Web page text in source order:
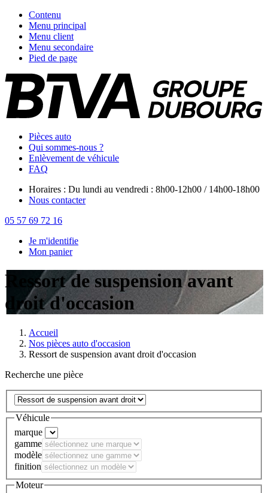
Contenu
Menu principal
Menu client
Menu secondaire
Pied de page
Pièces auto
Qui sommes-nous ?
Enlèvement de véhicule
FAQ
Horaires : Du lundi au vendredi : 8h00-12h00 / 14h00-18h00
Nous contacter
05 57 69 72 16
Je m'identifie
Mon panier
Ressort de suspension avant
droit d'occasion
Accueil
Nos pièces auto d'occasion
Ressort de suspension avant droit d'occasion
Recherche une pièce
Véhicule
marque
gamme
modèle
finition
Moteur